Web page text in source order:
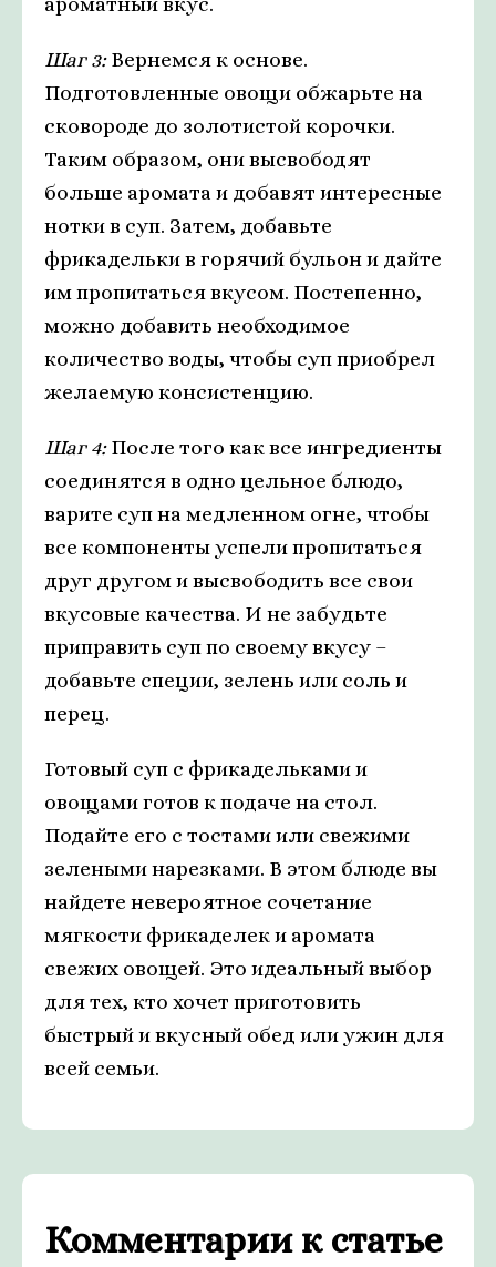
Шаг 3:Вернемся к основе.
Подготовленные овощи обжарьте на
сковороде до золотистой корочки.
Таким образом, они высвободят
больше аромата и добавят интересные
нотки в суп. Затем, добавьте
фрикадельки в горячий бульон и дайте
им пропитаться вкусом. Постепенно,
можно добавить необходимое
количество воды, чтобы суп приобрел
желаемую консистенцию.
Шаг 4:После того как все ингредиенты
соединятся в одно цельное блюдо,
варите суп на медленном огне, чтобы
все компоненты успели пропитаться
друг другом и высвободить все свои
вкусовые качества. И не забудьте
приправить суп по своему вкусу –
добавьте специи, зелень или соль и
перец.
Готовый суп с фрикадельками и
овощами готов к подаче на стол.
Подайте его с тостами или свежими
зелеными нарезками. В этом блюде вы
найдете невероятное сочетание
мягкости фрикаделек и аромата
свежих овощей. Это идеальный выбор
для тех, кто хочет приготовить
быстрый и вкусный обед или ужин для
всей семьи.
Комментарии к статье